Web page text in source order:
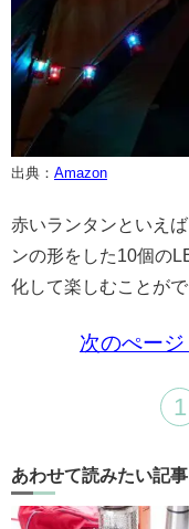
出典： Amazon
赤いランタンといえ
ンの形をした10個の
化して楽しむことがで
次のぺージ
1
あわせて読みたい記事